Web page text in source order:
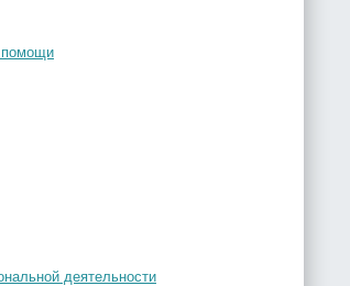
помощи
деятельности